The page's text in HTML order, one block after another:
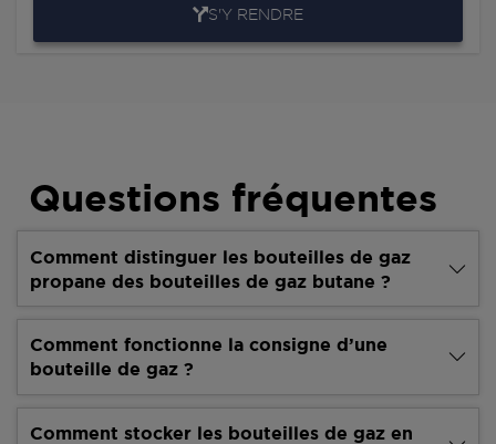
S'Y RENDRE
Questions fréquentes
Comment distinguer les bouteilles de gaz
propane des bouteilles de gaz butane ?
Comment fonctionne la consigne d’une
bouteille de gaz ?
Comment stocker les bouteilles de gaz en